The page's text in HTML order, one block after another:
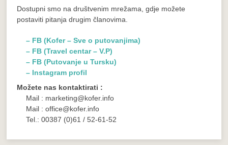
Dostupni smo na društvenim mrežama, gdje možete
postaviti pitanja drugim članovima.
– FB (Kofer – Sve o putovanjima)
– FB (Travel centar – V.P)
– FB (Putovanje u Tursku)
– Instagram profil
Možete nas kontaktirati :
Mail : marketing@kofer.info
Mail : office@kofer.info
Tel.: 00387 (0)61 / 52-61-52